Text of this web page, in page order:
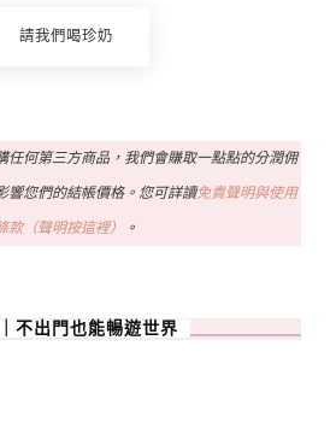
請我們喝珍奶
任何第三方商品，我們會賺取一點點的分潤佣
響您們的結帳價格。您可詳讀免責聲明與使用
款（聲明按這裡） 。
不出門也能暢遊世界